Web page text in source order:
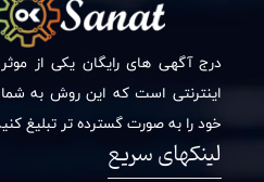
درج آگهی های رایگان یکی از
اینترنتی است که این روش به
خود را به صورت گسترده تر تبلیغ
لینکهای سریع